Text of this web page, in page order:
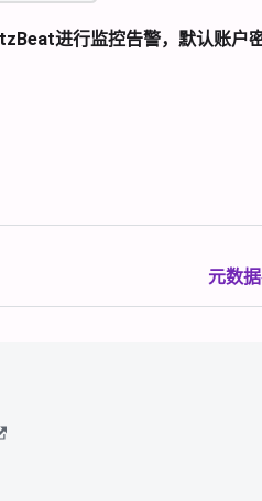
进行监控告警，默认账户
元数